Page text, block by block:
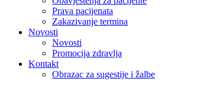
Prava pacijenata
Zakazivanje termina
Novosti
Novosti
Promocija zdravlja
Kontakt
Obrazac za sugestije i žalbe